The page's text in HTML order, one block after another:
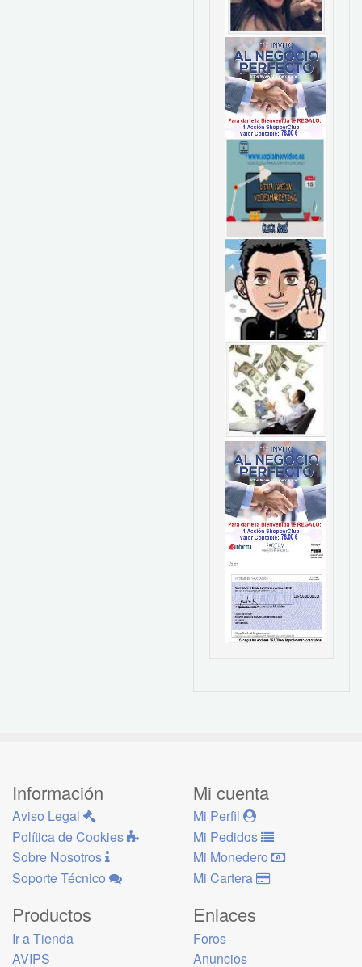
Información
Aviso Legal
Política de Cookies
Sobre Nosotros
Soporte Técnico
Mi cuenta
Mi Perfil
Mi Pedidos
Mi Monedero
Mi Cartera
Productos
Ir a Tienda
AVIPS
Enlaces
Foros
Anuncios